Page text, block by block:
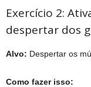
Exercício 2:
despertar dos
Alvo: Despertar os
Como fazer isso: